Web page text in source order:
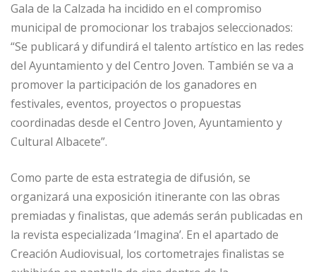
Gala de la Calzada ha incidido en el compromiso
municipal de promocionar los trabajos seleccionados:
“Se publicará y difundirá el talento artístico en las redes
del Ayuntamiento y del Centro Joven. También se va a
promover la participación de los ganadores en
festivales, eventos, proyectos o propuestas
coordinadas desde el Centro Joven, Ayuntamiento y
Cultural Albacete”.
Como parte de esta estrategia de difusión, se
organizará una exposición itinerante con las obras
premiadas y finalistas, que además serán publicadas en
la revista especializada ‘Imagina’. En el apartado de
Creación Audiovisual, los cortometrajes finalistas se